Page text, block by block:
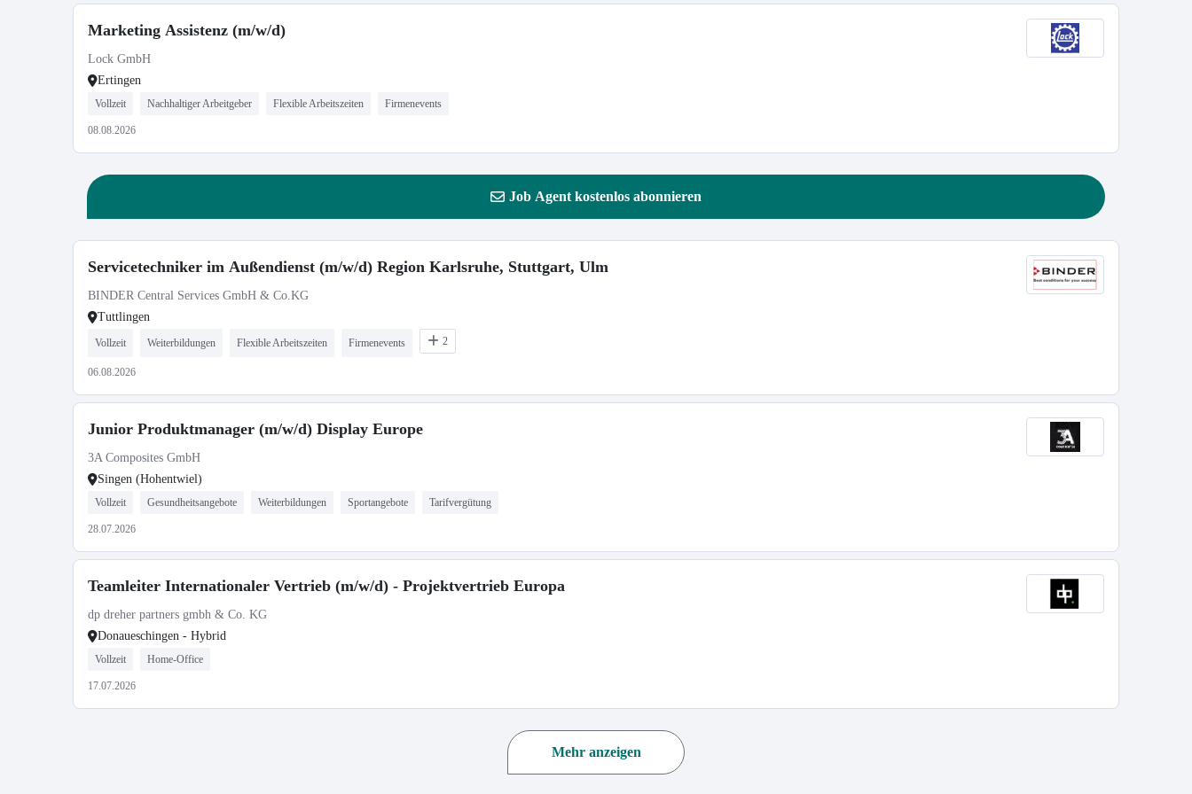
Marketing Assistenz (m/w/d)
Lock GmbH
Ertingen
Vollzeit Nachhaltiger Arbeitgeber Flexible Arbeitszeiten Firmenevents
08.08.2026
Job Agent kostenlos abonnieren
Servicetechniker im Außendienst (m/w/d) Region Karlsruhe, Stuttgart, Ulm
BINDER Central Services GmbH & Co.KG
Tuttlingen
Vollzeit Weiterbildungen Flexible Arbeitszeiten Firmenevents 2
06.08.2026
Junior Produktmanager (m/w/d) Display Europe
3A Composites GmbH
Singen (Hohentwiel)
Vollzeit Gesundheitsangebote Weiterbildungen Sportangebote Tarifvergütung
28.07.2026
Teamleiter Internationaler Vertrieb (m/w/d) - Projektvertrieb Europa
dp dreher partners gmbh & Co. KG
Donaueschingen - Hybrid
Vollzeit Home-Office
17.07.2026
Mehr anzeigen